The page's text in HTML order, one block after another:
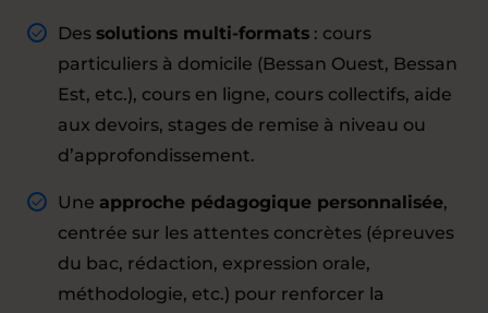
Des solutions multi-formats : cours
particuliers à domicile (Bessan Ouest, Bessan
Est, etc.), cours en ligne, cours collectifs, aide
aux devoirs, stages de remise à niveau ou
d’approfondissement.
Une approche pédagogique personnalisée,
centrée sur les attentes concrètes (épreuves
du bac, rédaction, expression orale,
méthodologie, etc.) pour renforcer la